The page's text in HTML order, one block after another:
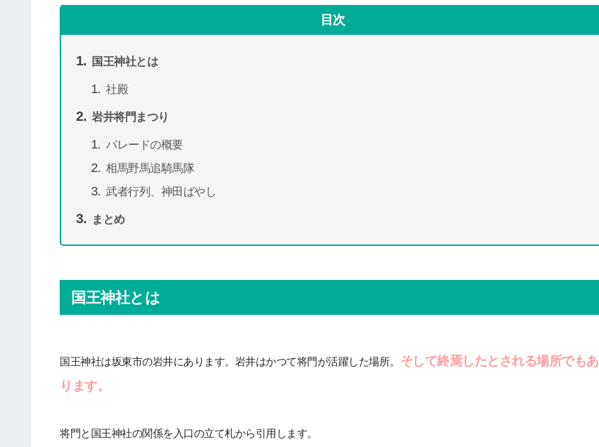
目次
国王神社とは
社殿
岩井将門まつり
パレードの概要
相馬野馬追騎馬隊
武者行列、神田ばやし
まとめ
国王神社とは
国王神社は坂東市の岩井にあります。岩井はかつて将門が活躍した場所。 そして終焉したとされる場所でもあ
ります。
将門と国王神社の関係を入口の立て札から引用します。